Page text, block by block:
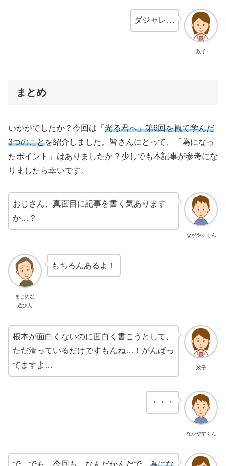
政子
ダジャレ…
まとめ
いかがでしたか？今回は「 光る君へ」第6回を観て学んだ
3つのことを紹介しました。皆さんにとって、「為になっ
たポイント」はありましたか？少しでも本記事が参考にな
りましたら幸いです。
ながやすくん
おじさん、真面目に記事を書く気あります
か…？
まじめな
遊び人
もちろんあるよ！
政子
根本が面白くないのに面白く書こうとして、
ただ滑っているだけですもんね…！がんばっ
てますよ…
ながやすくん
・・・
で、でも、今回も、なんだかんだで、 為にな